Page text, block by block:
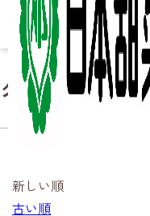
グラニュ糖
新しい順
古い順